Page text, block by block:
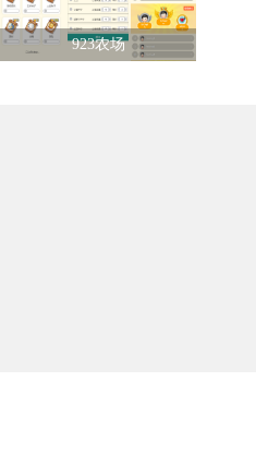
923农场